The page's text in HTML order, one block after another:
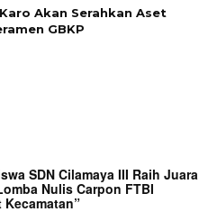
Akan Serahkan Aset
GBKP
SDN Cilamaya III Raih Juara
Nulis Carpon FTBI